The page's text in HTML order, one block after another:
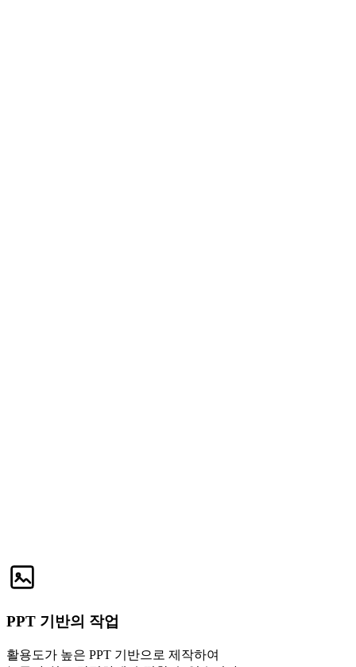
PPT 기반의 작업
활용도가 높은 PPT 기반으로 제작하여